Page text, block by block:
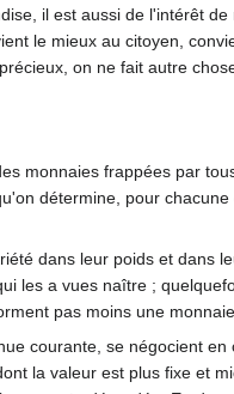
il est aussi de l'intérêt
le mieux au citoyen,
on ne fait autre
monnaies frappées par
détermine, pour
dans leur poids et dans
les a vues naître ;
pas moins une
courante, se négocient
la valeur est plus fixe et